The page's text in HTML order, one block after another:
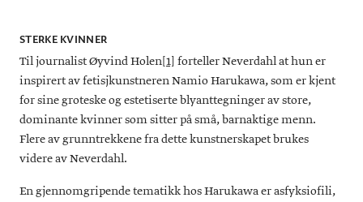
STERKE KVINNER
Til journalist Øyvind Holen[1] forteller Neverdahl at hun er
inspirert av fetisjkunstneren Namio Harukawa, som er kjent
for sine groteske og estetiserte blyanttegninger av store,
dominante kvinner som sitter på små, barnaktige menn.
Flere av grunntrekkene fra dette kunstnerskapet brukes
videre av Neverdahl.
En gjennomgripende tematikk hos Harukawa er asfyksiofili,